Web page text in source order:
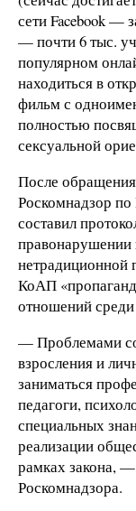
сети Facebook —
— почти 6 тыс.
популярном
находиться в
фильм с
полностью
сексуальной
После
Роскомнадзор
составил
правонарушении
нетрадиционной
КоАП
отношений
— Проблемами
взросления и
заниматься
педагоги,
специальных
реализации
рамках закона,
Роскомнадзора.